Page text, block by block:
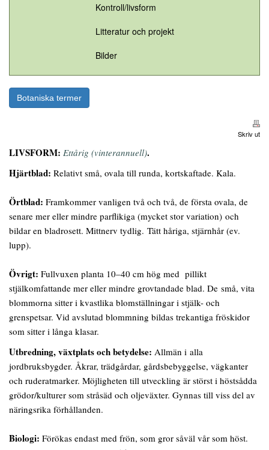
Kontroll/livsform
Litteratur och projekt
Bilder
Botaniska termer
Skriv ut
LIVSFORM: Ettårig (vinterannuell).
Hjärtblad: Relativt små, ovala till runda, kortskaftade. Kala.
Örtblad: Framkommer vanligen två och två, de första ovala, de
senare mer eller mindre parflikiga (mycket stor variation) och
bildar en bladrosett. Mittnerv tydlig. Tätt håriga, stjärnhår (ev.
lupp).
Övrigt: Fullvuxen planta 10–40 cm hög med pillikt
stjälkomfattande mer eller mindre grovtandade blad. De små, vita
blommorna sitter i kvastlika blomställningar i stjälk- och
grenspetsar. Vid avslutad blommning bildas trekantiga fröskidor
som sitter i långa klasar.
Utbredning, växtplats och betydelse: Allmän i alla
jordbruksbygder. Åkrar, trädgårdar, gårdsbebyggelse, vägkanter
och ruderatmarker. Möjligheten till utveckling är störst i höstsådda
grödor/kulturer som stråsäd och oljeväxter. Gynnas till viss del av
näringsrika förhållanden.
Biologi: Förökas endast med frön, som gror såväl vår som höst.